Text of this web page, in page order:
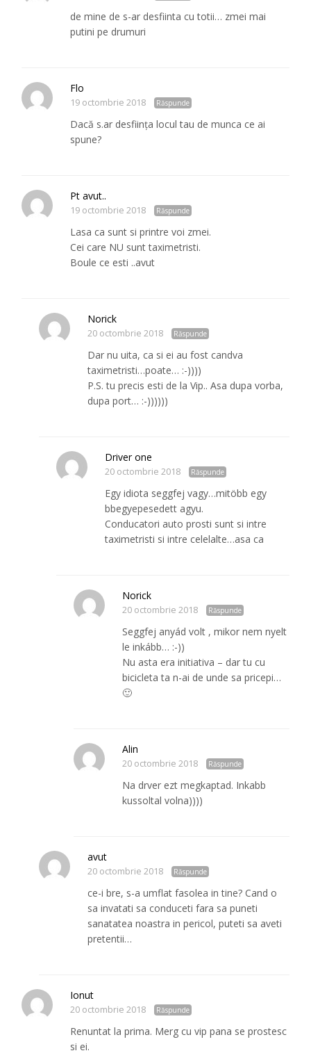
de mine de s-ar desfiinta cu totii… zmei mai
putini pe drumuri
Flo
19 octombrie 2018 Răspunde
Dacă s.ar desființa locul tau de munca ce ai
spune?
Pt avut..
19 octombrie 2018 Răspunde
Lasa ca sunt si printre voi zmei.
Cei care NU sunt taximetristi.
Boule ce esti ..avut
Norick
20 octombrie 2018 Răspunde
Dar nu uita, ca si ei au fost candva
taximetristi…poate… :-))))
P.S. tu precis esti de la Vip.. Asa dupa vorba,
dupa port… :-))))))
Driver one
20 octombrie 2018 Răspunde
Egy idiota seggfej vagy…mitöbb egy
bbegyepesedett agyu.
Conducatori auto prosti sunt si intre
taximetristi si intre celelalte…asa ca
Norick
20 octombrie 2018 Răspunde
Seggfej anyád volt , mikor nem nyelt
le inkább… :-))
Nu asta era initiativa – dar tu cu
bicicleta ta n-ai de unde sa pricepi…
🙂
Alin
20 octombrie 2018 Răspunde
Na drver ezt megkaptad. Inkabb
kussoltal volna))))
avut
20 octombrie 2018 Răspunde
ce-i bre, s-a umflat fasolea in tine? Cand o
sa invatati sa conduceti fara sa puneti
sanatatea noastra in pericol, puteti sa aveti
pretentii…
Ionut
20 octombrie 2018 Răspunde
Renuntat la prima. Merg cu vip pana se prostesc
si ei.